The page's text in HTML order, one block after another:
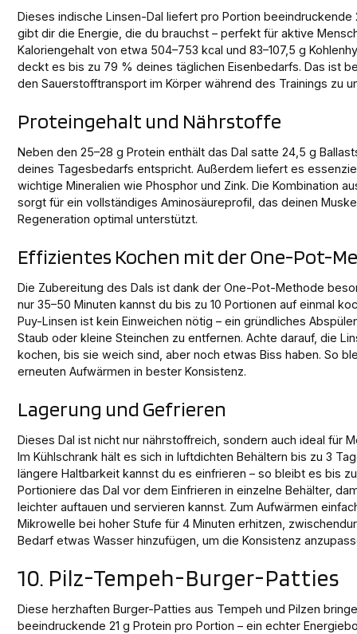
Dieses indische Linsen-Dal liefert pro Portion beeindruckende
gibt dir die Energie, die du brauchst – perfekt für aktive
Kaloriengehalt von etwa 504–753 kcal und 83–107,5 g
deckt es bis zu 79 % deines täglichen Eisenbedarfs. Das ist
den Sauerstofftransport im Körper während des Trainings zu
Proteingehalt und Nährstoffe
Neben den 25–28 g Protein enthält das Dal satte 24,5 g
deines Tagesbedarfs entspricht. Außerdem liefert es
wichtige Mineralien wie Phosphor und Zink. Die Kombination
sorgt für ein vollständiges Aminosäureprofil, das deinen
Regeneration optimal unterstützt.
Effizientes Kochen mit der One-Pot-
Die Zubereitung des Dals ist dank der One-Pot-Methode
nur 35–50 Minuten kannst du bis zu 10 Portionen auf einmal
Puy-Linsen ist kein Einweichen nötig – ein gründliches
Staub oder kleine Steinchen zu entfernen. Achte darauf, die
kochen, bis sie weich sind, aber noch etwas Biss haben. So
erneuten Aufwärmen in bester Konsistenz.
Lagerung und Gefrieren
Dieses Dal ist nicht nur nährstoffreich, sondern auch ideal für
Im Kühlschrank hält es sich in luftdichten Behältern bis zu 3
längere Haltbarkeit kannst du es einfrieren – so bleibt es bis
Portioniere das Dal vor dem Einfrieren in einzelne Behälter,
leichter auftauen und servieren kannst. Zum Aufwärmen
Mikrowelle bei hoher Stufe für 4 Minuten erhitzen,
Bedarf etwas Wasser hinzufügen, um die Konsistenz
10. Pilz-Tempeh-Burger-Patties
Diese herzhaften Burger-Patties aus Tempeh und Pilzen
beeindruckende 21 g Protein pro Portion – ein echter